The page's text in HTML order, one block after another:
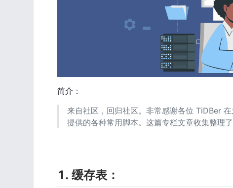
简介：
来自社区，回归社区。非常感谢各位 TiDBer
提供的各种常用脚本。这篇专栏文章收集整理
1. 缓存表：